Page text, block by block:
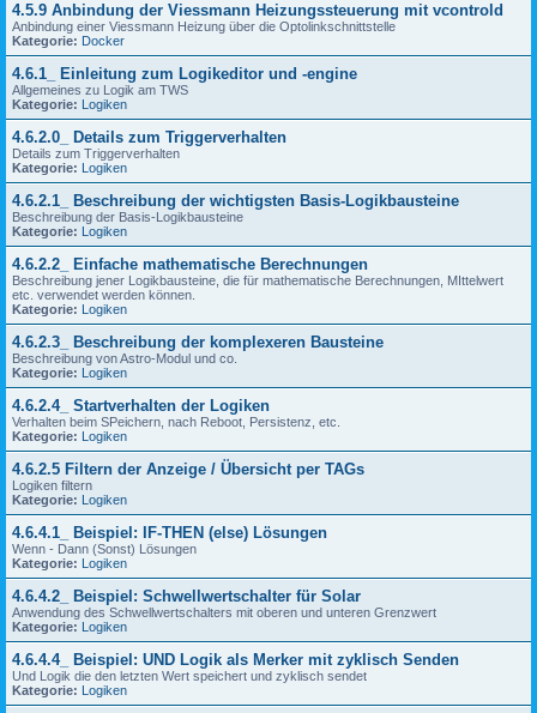
4.5.9 Anbindung der Viessmann Heizungssteuerung mit vcontrold
Anbindung einer Viessmann Heizung über die Optolinkschnittstelle
Kategorie: Docker
4.6.1_ Einleitung zum Logikeditor und -engine
Allgemeines zu Logik am TWS
Kategorie: Logiken
4.6.2.0_ Details zum Triggerverhalten
Details zum Triggerverhalten
Kategorie: Logiken
4.6.2.1_ Beschreibung der wichtigsten Basis-Logikbausteine
Beschreibung der Basis-Logikbausteine
Kategorie: Logiken
4.6.2.2_ Einfache mathematische Berechnungen
Beschreibung jener Logikbausteine, die für mathematische Berechnungen, MIttelwert
etc. verwendet werden können.
Kategorie: Logiken
4.6.2.3_ Beschreibung der komplexeren Bausteine
Beschreibung von Astro-Modul und co.
Kategorie: Logiken
4.6.2.4_ Startverhalten der Logiken
Verhalten beim SPeichern, nach Reboot, Persistenz, etc.
Kategorie: Logiken
4.6.2.5 Filtern der Anzeige / Übersicht per TAGs
Logiken filtern
Kategorie: Logiken
4.6.4.1_ Beispiel: IF-THEN (else) Lösungen
Wenn - Dann (Sonst) Lösungen
Kategorie: Logiken
4.6.4.2_ Beispiel: Schwellwertschalter für Solar
Anwendung des Schwellwertschalters mit oberen und unteren Grenzwert
Kategorie: Logiken
4.6.4.4_ Beispiel: UND Logik als Merker mit zyklisch Senden
Und Logik die den letzten Wert speichert und zyklisch sendet
Kategorie: Logiken